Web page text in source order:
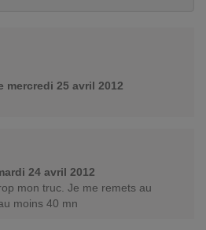
mercredi 25 avril 2012
24 avril 2012
mon truc. Je me remets au
moins 40 mn